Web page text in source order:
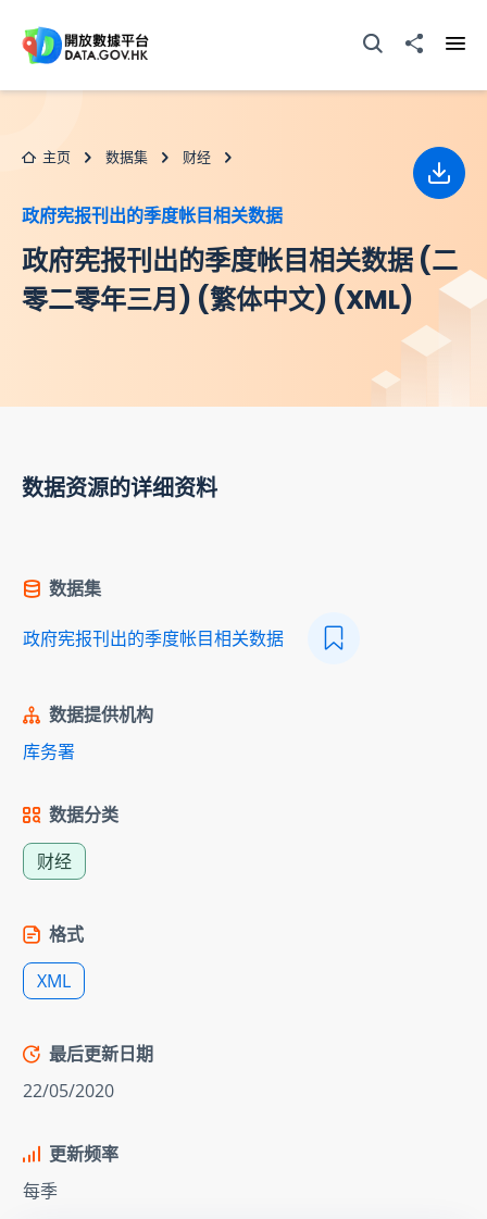
打开搜寻器分享至
主页 数据集 财经
政府宪报刊出的季度帐目相关数据
政府宪报刊出的季度帐目相关数据 (二
零二零年三月) (繁体中文) (XML)
下载
数据资源的详细资料
数据集
政府宪报刊出的季度帐目相关数据
数据提供机构
库务署
数据分类
财经
格式
XML
最后更新日期
22/05/2020
更新频率
每季